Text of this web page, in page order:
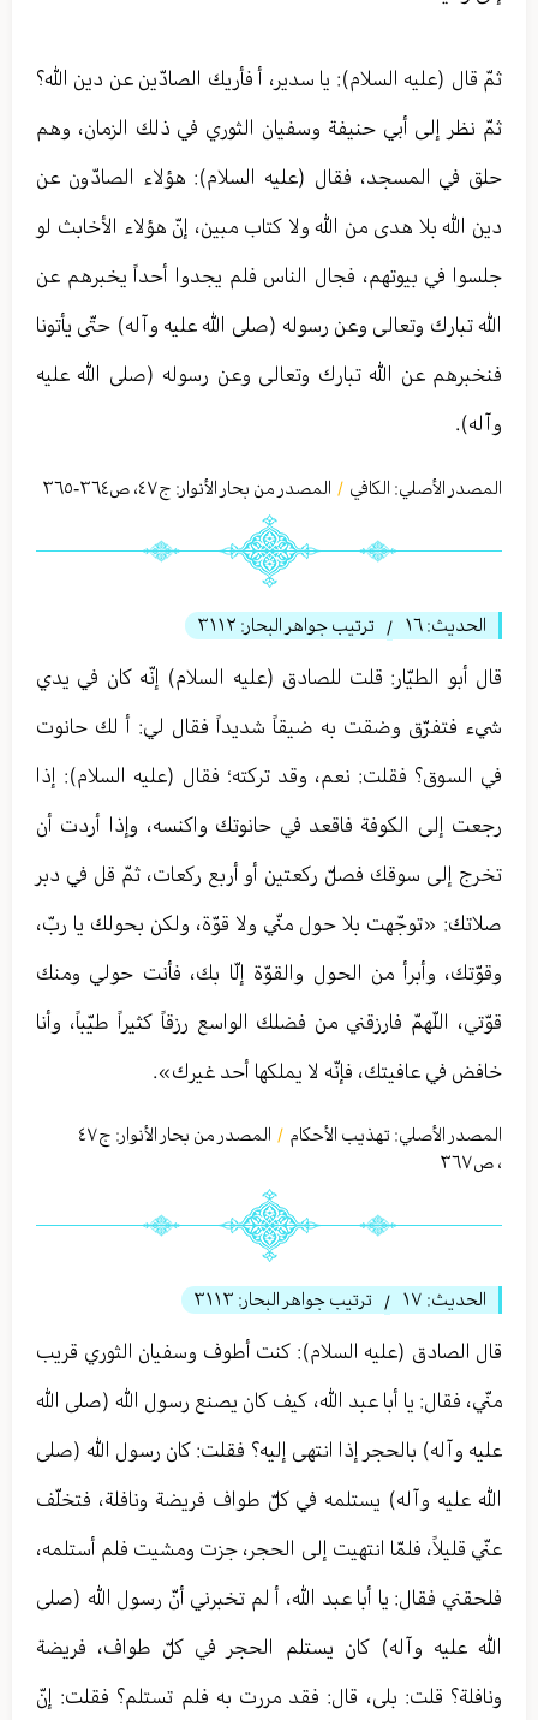
ثمّ قال (عليه السلام): يا سدير، أ فأريك الصادّين عن دين الله؟
ثمّ نظر إلى أبي حنيفة وسفيان الثوري في ذلك الزمان، وهم
حلق في المسجد، فقال (عليه السلام): هؤلاء الصادّون عن
دين الله بلا هدى من الله ولا كتاب مبين، إنّ هؤلاء الأخابث لو
جلسوا في بيوتهم، فجال الناس فلم يجدوا أحداً يخبرهم عن
الله تبارك وتعالی وعن رسوله (صلى الله عليه وآله) حتّى يأتونا
فنخبرهم عن الله تبارك وتعالی وعن رسوله (صلى الله عليه
وآله).
المصدر الأصلي: الكافي / المصدر من بحار الأنوار: ج٤٧، ص٣٦٤-٣٦٥
الحديث: ١٦ / ترتيب جواهر البحار: ٣١١٢
قال أبو الطیّار: قلت للصادق (عليه السلام) إنّه كان في يدي
شيء فتفرّق وضقت به ضيقاً شديداً فقال لي: أ لك حانوت
في السوق؟ فقلت: نعم، وقد تركته؛ فقال (عليه السلام): إذا
رجعت إلى الكوفة فاقعد في حانوتك واكنسه، وإذا أردت أن
تخرج إلى سوقك فصلّ ركعتين أو أربع ركعات، ثمّ قل في دبر
صلاتك: «توجّهت بلا حول منّي ولا قوّة، ولكن بحولك يا ربّ،
وقوّتك، وأبرأ من الحول والقوّة إلّا بك، فأنت حولي ومنك
قوّتي، اللّهمّ فارزقني من فضلك الواسع رزقاً كثيراً طيّباً، وأنا
خافض في عافيتك، فإنّه لا يملكها أحد غيرك».
المصدر الأصلي: تهذيب الأحكام / المصدر من بحار الأنوار: ج٤٧
، ص٣٦٧
الحديث: ١٧ / ترتيب جواهر البحار: ٣١١٣
قال الصادق (عليه السلام): كنت أطوف وسفيان الثوري قريب
منّي، فقال: يا أبا عبد الله، كيف كان يصنع رسول الله (صلى الله
عليه وآله) بالحجر إذا انتهى إليه؟ فقلت: كان رسول الله (صلى
الله عليه وآله) يستلمه في كلّ طواف فريضة ونافلة، فتخلّف
عنّي قليلاً، فلمّا انتهيت إلى الحجر، جزت ومشيت فلم أستلمه،
فلحقني فقال: يا أبا عبد الله، أ لم تخبرني أنّ رسول الله (صلى
الله عليه وآله) كان يستلم الحجر في كلّ طواف، فريضة
ونافلة؟ قلت: بلى، قال: فقد مررت به فلم تستلم؟ فقلت: إنّ